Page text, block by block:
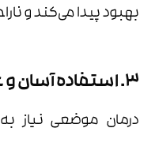
بهبود پیدا می‌کند و
3. استفاده آسان و غیرسیستمیک
درمان موضعی نیاز